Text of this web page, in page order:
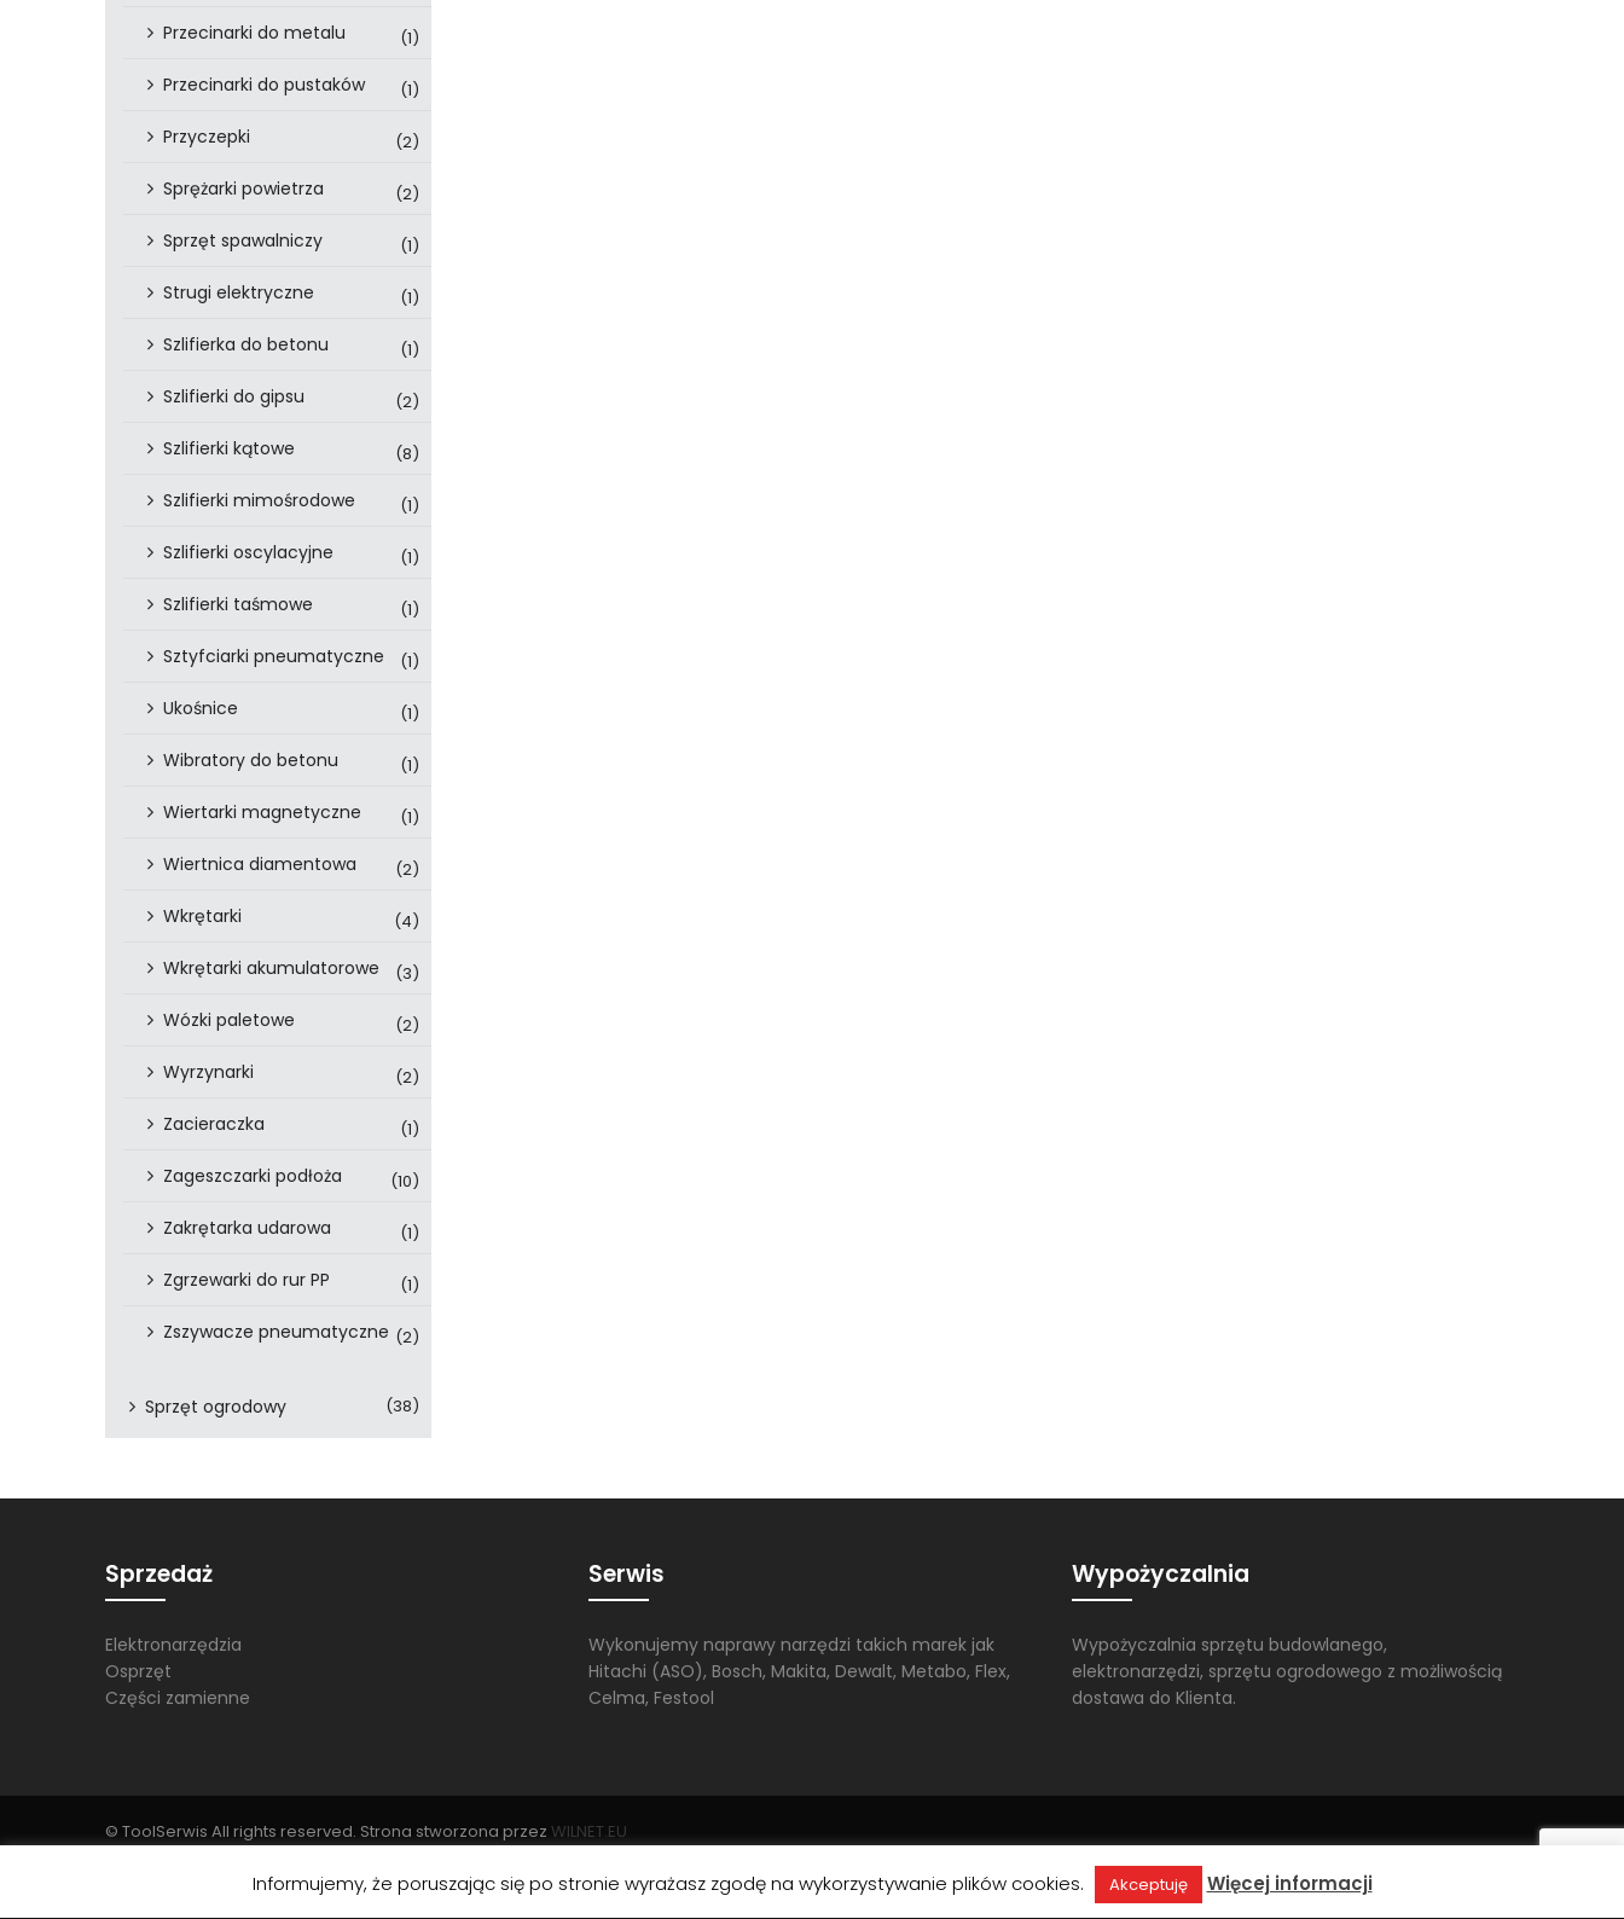
Przecinarki do metalu (1)
Przecinarki do pustaków (1)
Przyczepki (2)
Sprężarki powietrza (2)
Sprzęt spawalniczy (1)
Strugi elektryczne (1)
Szlifierka do betonu (1)
Szlifierki do gipsu (2)
Szlifierki kątowe (8)
Szlifierki mimośrodowe (1)
Szlifierki oscylacyjne (1)
Szlifierki taśmowe (1)
Sztyfciarki pneumatyczne (1)
Ukośnice (1)
Wibratory do betonu (1)
Wiertarki magnetyczne (1)
Wiertnica diamentowa (2)
Wkrętarki (4)
Wkrętarki akumulatorowe (3)
Wózki paletowe (2)
Wyrzynarki (2)
Zacieraczka (1)
Zageszczarki podłoża (10)
Zakrętarka udarowa (1)
Zgrzewarki do rur PP (1)
Zszywacze pneumatyczne (2)
Sprzęt ogrodowy (38)
Sprzedaż
Elektronarzędzia
Osprzęt
Części zamienne
Serwis
Wykonujemy naprawy narzędzi takich marek jak
Hitachi (ASO), Bosch, Makita, Dewalt, Metabo, Flex,
Celma, Festool
Wypożyczalnia
Wypożyczalnia sprzętu budowlanego,
elektronarzędzi, sprzętu ogrodowego z możliwością
dostawa do Klienta.
© ToolSerwis All rights reserved. Strona stworzona przez WILNET.EU
Informujemy, że poruszając się po stronie wyrażasz zgodę na wykorzystywanie plików cookies. Akceptuję Więcej informacji
Template (motyw nadrzędny): vg-labo